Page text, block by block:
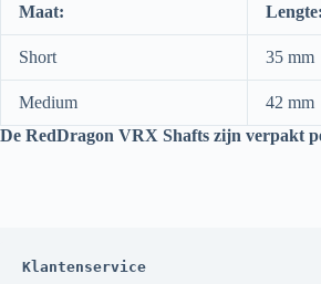
Maat: Lengte:
Short 35 mm
Medium
42 mm
De RedDragon VRX Shafts zijn verpakt
Klantenservice